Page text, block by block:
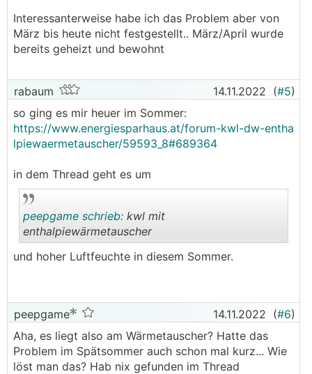
Interessanterweise habe ich das Problem aber von
März bis heute nicht festgestellt.. März/April wurde
bereits geheizt und bewohnt
rabaum 14.11.2022 (#5)
so ging es mir heuer im Sommer:
https://www.energiesparhaus.at/forum-kwl-dw-entha
lpiewaermetauscher/59593_8#689364
in dem Thread geht es um
peepgame schrieb: kwl mit
enthalpiewärmetauscher
und hoher Luftfeuchte in diesem Sommer.
peepgame 14.11.2022 (#6)
Aha, es liegt also am Wärmetauscher? Hatte das
Problem im Spätsommer auch schon mal kurz... Wie
löst man das? Hab nix gefunden im Thread